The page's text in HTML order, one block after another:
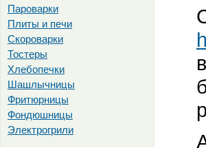
Пароварки
Плиты и печи
Скороварки
Тостеры
Хлебопечки
Шашлычницы
Фритюрницы
Фондюшницы
Электрогрили